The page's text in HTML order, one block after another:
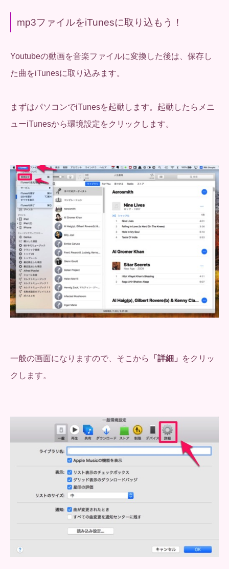
mp3ファイルをiTunesに取り込もう！
Youtubeの動画を音楽ファイルに変換した後は、保存し
た曲をiTunesに取り込みます。
まずはパソコンでiTunesを起動します。起動したらメニ
ューiTunesから環境設定をクリックします。
一般の画面になりますので、そこから 「詳細」
をクリッ
クします。